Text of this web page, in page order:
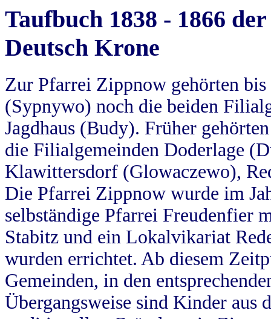
Taufbuch 1838 - 1866
Deutsch Krone
Zur Pfarrei Zippnow gehörten
(Sypnywo) noch die beiden
Jagdhaus (Budy). Früher
die Filialgemeinden Doderlage
Klawittersdorf (Glowaczewo),
Die Pfarrei Zippnow wurde im
selbständige Pfarrei Freudenfier
Stabitz und ein Lokalvikariat
wurden errichtet. Ab diesem
Gemeinden, in den
Übergangsweise sind Kinder aus